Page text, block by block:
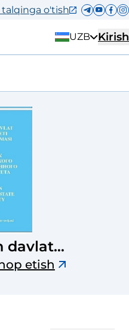
talqinga o'tish
UZB Kirish
davlat
etish